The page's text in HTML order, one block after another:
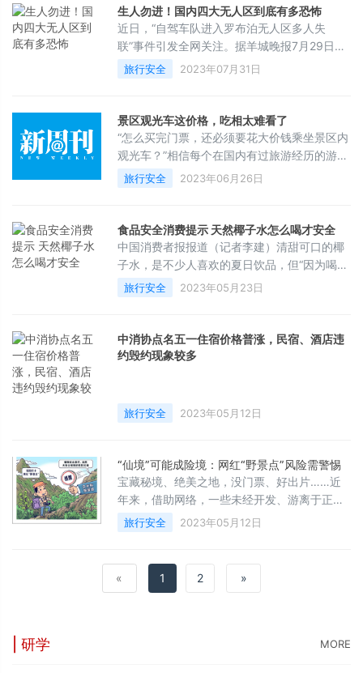
游泳，有人在溪水中冰镇食物，还有人在溪水
中徒步。一项小众户外运动——溯溪，在这个
夏天悄然火了。但这项“网红”运动背后暗藏的
风险隐患，不容忽视。四川省应急管理厅近日
针对暑期出游安全，发布了几点防范提醒，其
生人勿进！国内四大无人区到底有多恐怖
近日，“自驾车队进入罗布泊无人区多人失
联”事件引发全网关注。据羊城晚报7月29日消
息，自驾进入罗布泊的失联者已不幸遇难。28
日，警方通报称，22日一自驾车队自敦煌市出
车4人失联，27日发现失联车辆，3人无生命体
征，1人失踪。业内人士称，新疆罗布泊国家级
野骆驼自然保护区夏季高温，地表最高温度可
达70摄氏度左右。警方通报。近年来随着家用
车辆的普及，自驾穿越成了
旅行安全 2023年07月31日
景区观光车这价格，吃相太难看了
“怎么买完门票，还必须要花大价钱乘坐景区内
观光车？”相信每个在国内有过旅游经历的游
客，都发出过类似的疑问。近日在某社交媒体
平台上，就有一名拥有超过300万位粉丝的博
难看了》的视频内容，吐槽景区内的旅游体验
感很差。（图/抖音@蓝站非）这名博主表
示：“明明一趟摆渡车就可以直接送至目的地，
却被景区硬生生分成了三段。在大门已经交纳
了160元的门票费用，还被强制购买了
旅行安全 2023年06月26日
食品安全消费提示 天然椰子水怎么喝才安全
中国消费者报报道（记者李建）清甜可口的椰
子水，是不少人喜欢的夏日饮品，但“因为喝了
预先开口的椰子水而造成身体不适”的话题最近
一段时间以来却上了热搜：只是喝了目测有点
烧不退……那么，是什么原因让好喝的椰子水
变得如此危险呢？揭秘：椰子的第三只“眼”最
质，是一种低糖、低热量的天然健康饮品
旅行安全 2023年05月23日
中消协点名五一住宿价格普涨，民宿、酒店违
约毁约现象较多
旅行安全 2023年05月12日
“仙境”可能成险境：网红“野景点”风险需警惕
宝藏秘境、绝美之地，没门票、好出片……近
年来，借助网络，一些未经开发、游离于正常
监管外的“野景点”不断吸引游人探险打卡。
&emsp;&emsp;“新华视点”记者采访发现，由
点”存在危及人身安全、私搭乱建、污染环境等
问题，亟待规范和引导。&emsp;&emsp;户
旅行安全 2023年05月12日
« 1 2 »
| 研学 MORE